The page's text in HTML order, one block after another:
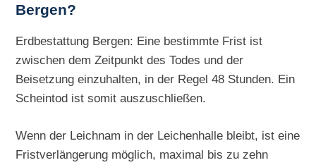
Bergen?
Erdbestattung Bergen: Eine bestimmte Frist ist
zwischen dem Zeitpunkt des Todes und der
Beisetzung einzuhalten, in der Regel 48 Stunden. Ein
Scheintod ist somit auszuschließen.
Wenn der Leichnam in der Leichenhalle bleibt, ist eine
Fristverlängerung möglich, maximal bis zu zehn